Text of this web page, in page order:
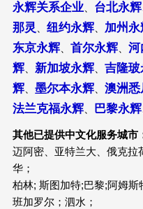
永辉关系企业、 台北永辉
那灵
纽约永辉、 加州永
东京永辉、 首尔永辉、 河
辉、 新加坡永辉、 吉隆玻
辉、 墨尔本永辉、 澳洲悉
法兰克福永辉、 巴黎永辉
其他已提供中文化服务城市
迈阿密、亚特兰大、俄克拉
华；
柏林; 斯图加特;巴黎;阿姆斯
班加罗尔；泗水；